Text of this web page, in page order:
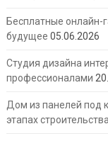
Бесплатные онлайн-
будущее 05.06.2026
Студия дизайна
профессионалами
Дом из панелей под
этапах